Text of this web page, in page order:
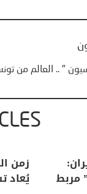
" .. العالم من
زمن
يُعاد
مربط